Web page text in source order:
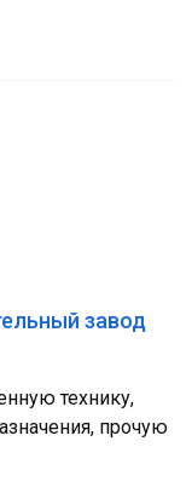
завод
технику,
прочую